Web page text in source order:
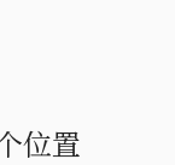
位置